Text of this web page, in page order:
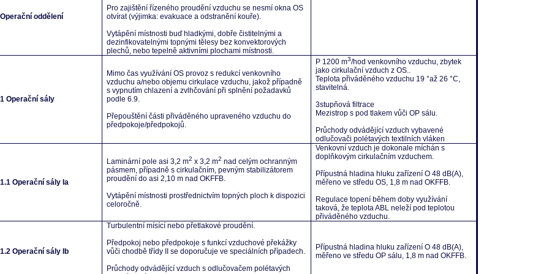
oddělení
Pro zajištění řízeného proudění vzduchu se nesmí okna OS
otvírat (výjimka: evakuace a odstranění kouře).
Vytápění místnosti buď hladkými, dobře čistitelnými a
dezinfikovatelnými topnými tělesy bez konvektorových
plechů, nebo tepelně aktivními plochami místnosti.
Operační sály
Mimo čas využívání OS provoz s redukcí venkovního
vzduchu a/nebo objemu cirkulace vzduchu, jakož případně
s vypnutím chlazení a zvlhčování při splnění požadavků
podle 6.9.
Přepouštění části přiváděného upraveného vzduchu do
předpokoje/předpokojů.
P 1200 m3/hod venkovního vzduchu, zbytek
jako cirkulační vzduch z OS..
Teplota přiváděného vzduchu 19 °až 26 °C,
stavitelná.
3stupňová filtrace
Mezistrop s pod tlakem vůči OP sálu.
Průchody odvádějící vzduch vybavené
odlučovači polétavých textilních vláken
Operační sály Ia
Laminární pole asi 3,2 m2 x 3,2 m2 nad celým ochranným
pásmem, případně s cirkulačním, pevným stabilizátorem
proudění do asi 2,10 m nad OKFFB.
Vytápění místnosti prostřednictvím topných ploch k dispozici
celoročně.
Venkovní vzduch je dokonale míchán s
doplňkovým cirkulačním vzduchem.
Přípustná hladina hluku zařízení O 48 dB(A),
měřeno ve středu OS, 1,8 m nad OKFFB.
Regulace topení během doby využívání
taková, že teplota ABL neleží pod teplotou
přiváděného vzduchu.
Operační sály Ib
Turbulentní mísící nebo přetlakové proudění.
Předpokoj nebo předpokoje s funkcí vzduchové překážky
vůči chodbě třídy II se doporučuje ve speciálních případech.
Průchody odvádějící vzduch s odlučovačem polétavých
Přípustná hladina hluku zařízení O 48 dB(A),
měřeno ve středu OP sálu, 1,8 m nad OKFFB.